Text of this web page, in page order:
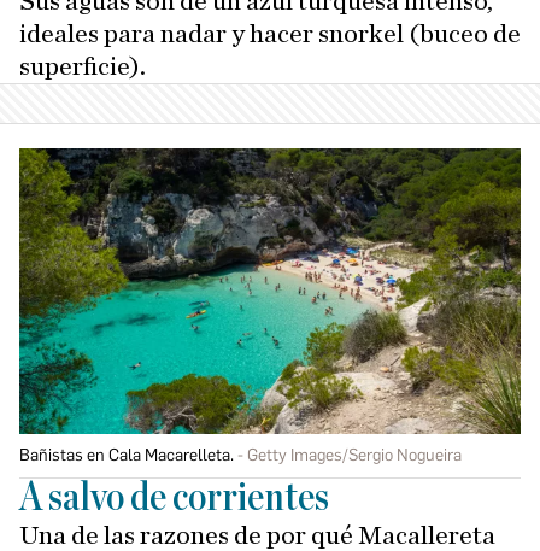
ideales para nadar y hacer snorkel (buceo de
superficie).
Bañistas en Cala Macarelleta. Getty Images/Sergio Nogueira
A salvo de corrientes
Una de las razones de por qué Macallereta